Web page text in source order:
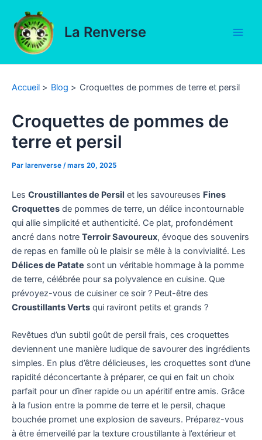
contenu
La Renverse
Accueil Blog Croquettes de pommes de terre et persil
Croquettes de pommes de
terre et persil
Par larenverse /mars 20, 2025
Les Croustillantes de Persil et les savoureuses Fines
Croquettes de pommes de terre, un délice incontournable
qui allie simplicité et authenticité. Ce plat, profondément
ancré dans notre Terroir Savoureux, évoque des souvenirs
de repas en famille où le plaisir se mêle à la convivialité. Les
Délices de Patate sont un véritable hommage à la pomme
de terre, célébrée pour sa polyvalence en cuisine. Que
prévoyez-vous de cuisiner ce soir ? Peut-être des
Croustillants Verts qui raviront petits et grands ?
Revêtues d’un subtil goût de persil frais, ces croquettes
deviennent une manière ludique de savourer des ingrédients
simples. En plus d’être délicieuses, les croquettes sont d’une
rapidité déconcertante à préparer, ce qui en fait un choix
parfait pour un dîner rapide ou un apéritif entre amis. Grâce
à la fusion entre la pomme de terre et le persil, chaque
bouchée promet une explosion de saveurs. Préparez-vous
à être émerveillé par la texture croustillante à l’extérieur et